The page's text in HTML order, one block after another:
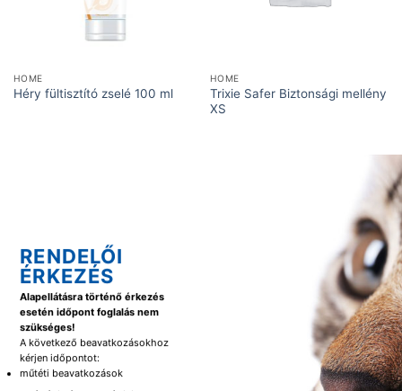
HOME
Héry fültisztító zselé 100 ml
HOME
Trixie Safer Biztonsági mellény
XS
RENDELŐI
ÉRKEZÉS
Alapellátásra történő érkezés
esetén időpont foglalás nem
szükséges!
A következő beavatkozásokhoz
kérjen időpontot:
műtéti beavatkozások